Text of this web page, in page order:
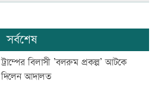
সর্বশেষ
ট্রাম্পের বিলাসী ’বলরুম প্রকল্প’ আটকে
দিলেন আদালত